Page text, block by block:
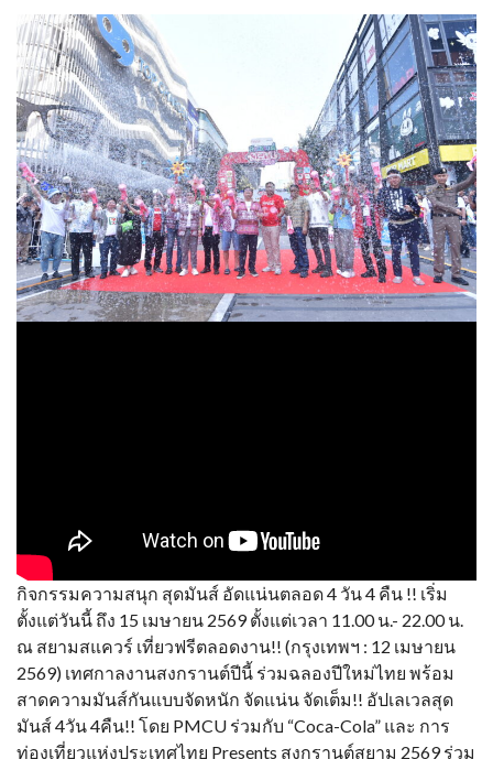
กิจกรรมความสนุก สุดมันส์ อัดแน่นตลอด 4 วัน 4 คืน !! เริ่ม
ตั้งแต่วันนี้ ถึง 15 เมษายน 2569 ตั้งแต่เวลา 11.00 น.- 22.00 น.
ณ สยามสแควร์ เที่ยวฟรีตลอดงาน!! (กรุงเทพฯ : 12 เมษายน
2569) เทศกาลงานสงกรานต์ปีนี้ ร่วมฉลองปีใหม่ไทย พร้อม
สาดความมันส์กันแบบจัดหนัก จัดแน่น จัดเต็ม!! อัปเลเวลสุด
มันส์ 4วัน 4คืน!! โดย PMCU ร่วมกับ “Coca-Cola” และ การ
ท่องเที่ยวแห่งประเทศไทย Presents สงกรานต์สยาม 2569 ร่วม